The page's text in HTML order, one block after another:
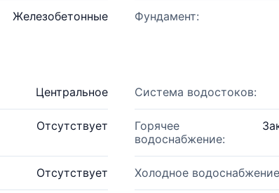
Железобетонные Фундамент:
Центральное Система водостоков:
Отсутствует
Горячее
водоснабжение:
Отсутствует Холодное